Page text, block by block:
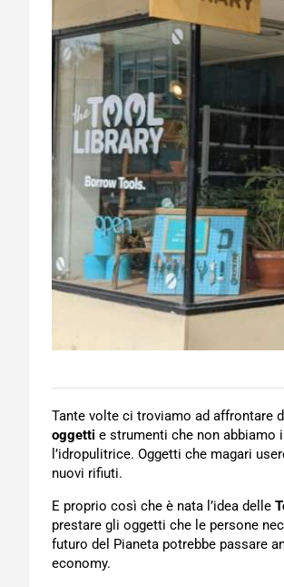
Tante volte ci troviamo ad affrontare
oggetti e strumenti che non abbiamo
l’idropulitrice. Oggetti che magari
nuovi rifiuti.
E proprio così che è nata l’idea delle
prestare gli oggetti che le persone
futuro del Pianeta potrebbe passare
economy.